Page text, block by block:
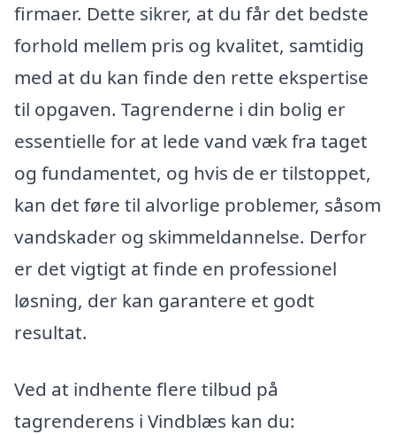
firmaer. Dette sikrer, at du får det bedste
forhold mellem pris og kvalitet, samtidig
med at du kan finde den rette ekspertise
til opgaven. Tagrenderne i din bolig er
essentielle for at lede vand væk fra taget
og fundamentet, og hvis de er tilstoppet,
kan det føre til alvorlige problemer, såsom
vandskader og skimmeldannelse. Derfor
er det vigtigt at finde en professionel
løsning, der kan garantere et godt
resultat.
Ved at indhente flere tilbud på
tagrenderens i Vindblæs kan du: